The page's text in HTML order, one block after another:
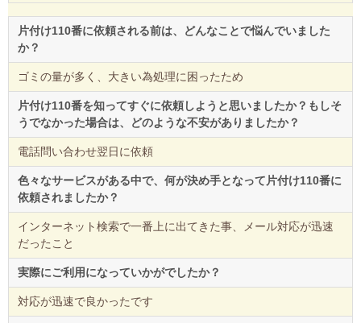
片付け110番に依頼される前は、どんなことで悩んでいました
か？
ゴミの量が多く、大きい為処理に困ったため
片付け110番を知ってすぐに依頼しようと思いましたか？もしそ
うでなかった場合は、どのような不安がありましたか？
電話問い合わせ翌日に依頼
色々なサービスがある中で、何が決め手となって片付け110番に
依頼されましたか？
インターネット検索で一番上に出てきた事、メール対応が迅速
だったこと
実際にご利用になっていかがでしたか？
対応が迅速で良かったです